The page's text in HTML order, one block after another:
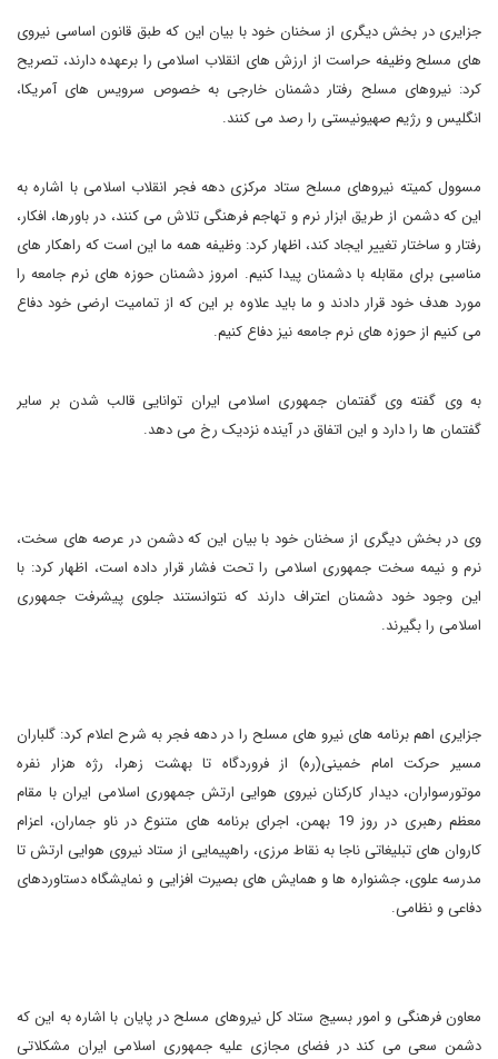
جزایری در بخش دیگری از سخنان خود با بیان این که طبق قانون اساسی نیروی
های مسلح وظیفه حراست از ارزش های انقلاب اسلامی را برعهده دارند، تصریح
کرد: نیروهای مسلح رفتار دشمنان خارجی به خصوص سرویس های آمریکا،
انگلیس و رژیم صهیونیستی را رصد می کنند.
مسوول کمیته نیروهای مسلح ستاد مرکزی دهه فجر انقلاب اسلامی با اشاره به
این که دشمن از طریق ابزار نرم و تهاجم فرهنگی تلاش می کنند، در باورها، افکار،
رفتار و ساختار تغییر ایجاد کند، اظهار کرد: وظیفه همه ما این است که راهکار های
مناسبی برای مقابله با دشمنان پیدا کنیم. امروز دشمنان حوزه های نرم جامعه را
مورد هدف خود قرار دادند و ما باید علاوه بر این که از تمامیت ارضی خود دفاع
می کنیم از حوزه های نرم جامعه نیز دفاع کنیم.
به وی گفته وی گفتمان جمهوری اسلامی ایران توانایی قالب شدن بر سایر
گفتمان ها را دارد و این اتفاق در آینده نزدیک رخ می دهد.
وی در بخش دیگری از سخنان خود با بیان این که دشمن در عرصه های سخت،
نرم و نیمه سخت جمهوری اسلامی را تحت فشار قرار داده است، اظهار کرد: با
این وجود خود دشمنان اعتراف دارند که نتوانستند جلوی پیشرفت جمهوری
اسلامی را بگیرند.
جزایری اهم برنامه های نیرو های مسلح را در دهه فجر به شرح اعلام کرد: گلباران
مسیر حرکت امام خمینی(ره) از فروردگاه تا بهشت زهرا، رژه هزار نفره
موتورسواران، دیدار کارکنان نیروی هوایی ارتش جمهوری اسلامی ایران با مقام
معظم رهبری در روز 19 بهمن، اجرای برنامه های متنوع در ناو جماران، اعزام
کاروان های تبلیغاتی ناجا به نقاط مرزی، راهپیمایی از ستاد نیروی هوایی ارتش تا
مدرسه علوی، جشنواره ها و همایش های بصیرت افزایی و نمایشگاه دستاوردهای
دفاعی و نظامی.
معاون فرهنگی و امور بسیج ستاد کل نیروهای مسلح در پایان با اشاره به این که
دشمن سعی می کند در فضای مجازی علیه جمهوری اسلامی ایران مشکلاتی